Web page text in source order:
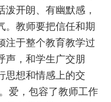
开朗、有幽默感，
。教师要把信任和期
注于整个教育教学过
声，和学生广交朋
思想和情感上的交
爱，包容了教师工作